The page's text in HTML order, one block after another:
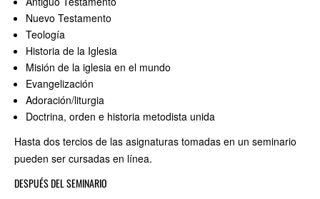
Nuevo Testamento
Teología
Historia de la Iglesia
Misión de la iglesia en el mundo
Evangelización
Adoración/liturgia
Doctrina, orden e historia metodista unida
Hasta dos tercios de las asignaturas tomadas en un seminario
pueden ser cursadas en línea.
DESPUÉS DEL SEMINARIO